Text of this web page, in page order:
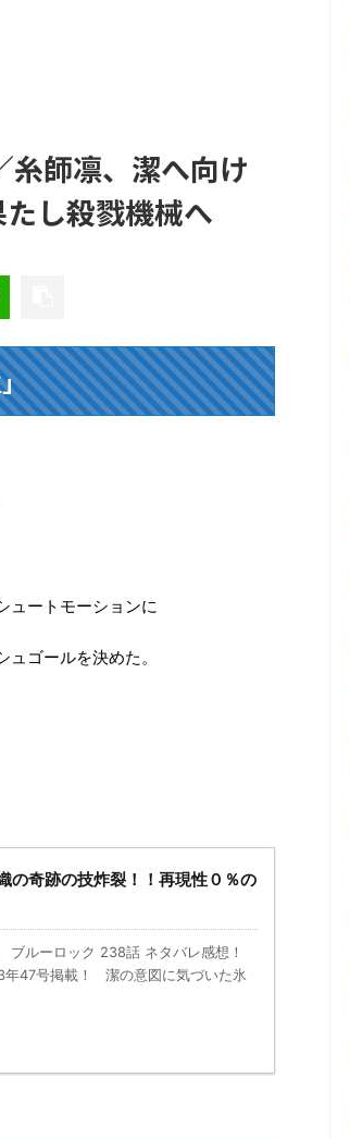
糸師凛、潔へ向け
し殺戮機械へ
ュートモーションに
ゴールを決めた。
の奇跡の技炸裂！！再現性０％の
ブルーロック 238話 ネタバレ感想！
47号掲載！ 潔の意図に気づいた氷